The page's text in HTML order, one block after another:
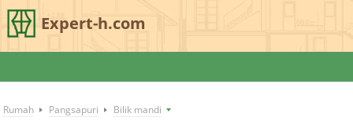
Expert-h.com
Rumah Pangsapuri Bilik mandi